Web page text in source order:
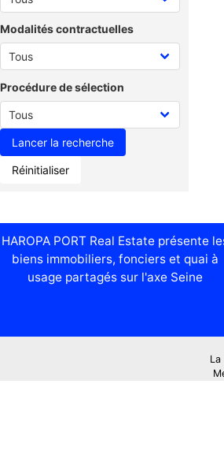
Modalités contractuelles
Procédure de sélection
Réinitialiser
HAROPA PORT Real Estate présente
biens immobiliers, fonciers et quai à
usage partagés sur l'axe Seine